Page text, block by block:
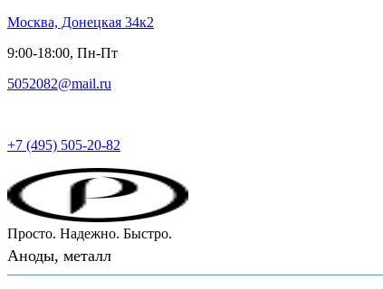
Москва, Донецкая 34к2
9:00-18:00, Пн-Пт
5052082@mail.ru
+7 (495) 505-20-82
Просто. Надежно. Быстро.
Аноды, металл